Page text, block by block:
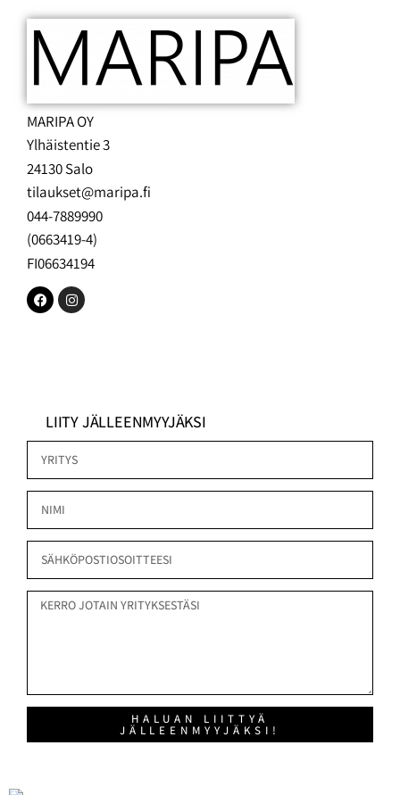
MARIPA OY
Ylhäistentie 3
24130 Salo
tilaukset@maripa.fi
044-7889990
(0663419-4)
FI06634194
LIITY JÄLLEENMYYJÄKSI
HALUAN LIITTYÄ
JÄLLEENMYYJÄKSI!